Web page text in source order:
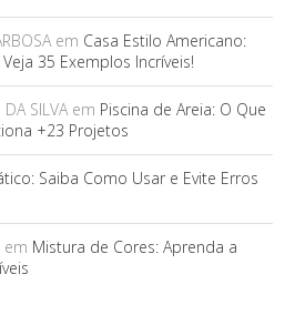
em Casa Estilo Americano:
35 Exemplos Incríveis!
SILVAem Piscina de Areia: O Que
+23 Projetos
Saiba Como Usar e Evite Erros
em Mistura de Cores: Aprenda a